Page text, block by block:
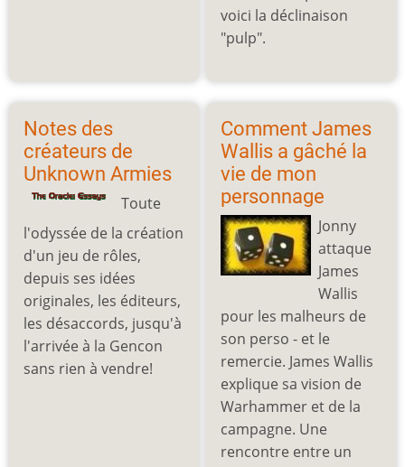
voici la déclinaison
"pulp".
Notes des
créateurs de
Unknown Armies
Toute
l'odyssée de la création
d'un jeu de rôles,
depuis ses idées
originales, les éditeurs,
les désaccords, jusqu'à
l'arrivée à la Gencon
sans rien à vendre!
Comment James
Wallis a gâché la
vie de mon
personnage
Jonny
attaque
James
Wallis
pour les malheurs de
son perso - et le
remercie. James Wallis
explique sa vision de
Warhammer et de la
campagne. Une
rencontre entre un